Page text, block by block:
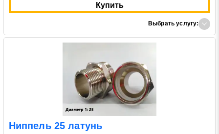
Купить
Выбрать услугу:
Ниппель 25 латунь